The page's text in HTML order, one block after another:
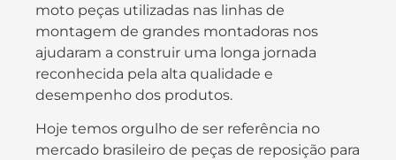
moto peças utilizadas nas linhas de
montagem de grandes montadoras nos
ajudaram a construir uma longa jornada
reconhecida pela alta qualidade e
desempenho dos produtos.
Hoje temos orgulho de ser referência no
mercado brasileiro de peças de reposição para